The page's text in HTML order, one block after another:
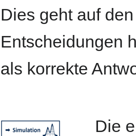
Dies geht auf
Entscheidungen
als korrekte
Die